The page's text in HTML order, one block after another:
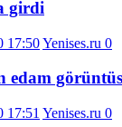
girdi
17:50Yenises.ru 0
edam
17:51 Yenises.ru 0